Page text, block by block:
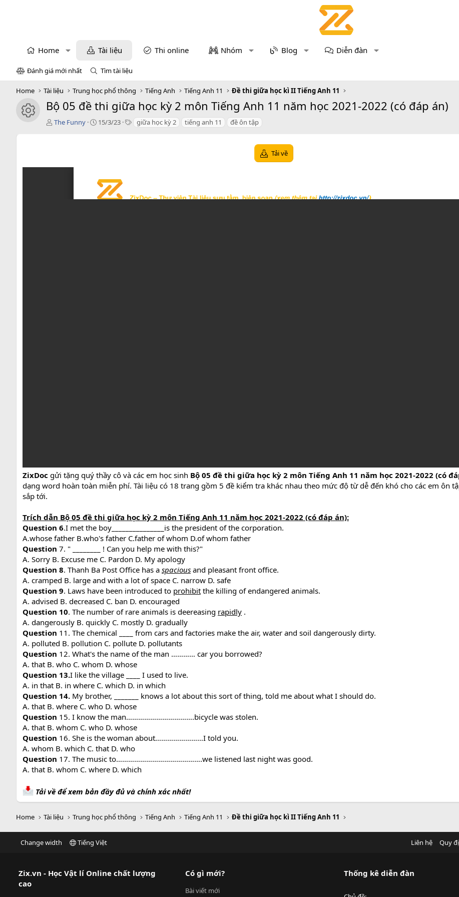
Home Tài liệu Thi online Nhóm Blog Diễn đàn
Đánh giá mới nhất Tìm tài liệu
Home Tài liệu Trung học phổ thông Tiếng Anh Tiếng Anh 11 Đề thi giữa học kì II Tiếng Anh 11
icon tài liệu
Bộ 05 đề thi giữa học kỳ 2 môn Tiếng Anh 11 năm học 2021-2022 (có đáp án)
T
ả
The Funny
C
n
d
15/3/23
T giữa học kỳ 2 tiếng anh 11 đề ôn tập
Tải về
ZixDoc gửi tặng quý thầy cô và các em học sinh Bộ 05 đề thi giữa học kỳ 2 môn Tiếng Anh 11 năm học 2021-2022 (có
dạng word hoàn toàn miễn phí. Tài liệu có 18 trang gồm 5 đề kiểm tra khác nhau theo mức độ từ dễ đến khó cho các em ôn
sắp tới.
Trích dẫn Bộ 05 đề thi giữa học kỳ 2 môn Tiếng Anh 11 năm học 2021-2022 (có đáp án):
Question 6.I met the boy_______________is the president of the corporation.
A.whose father B.who's father C.father of whom D.of whom father
Question 7. " ________ ! Can you help me with this?"
A. Sorry B. Excuse me C. Pardon D. My apology
Question 8. Thanh Ba Post Office has a spacious and pleasant front office.
A. cramped B. large and with a lot of space C. narrow D. safe
Question 9. Laws have been introduced to prohibit the killing of endangered animals.
A. advised B. decreased C. ban D. encouraged
Question 10. The number of rare animals is deereasing rapidly .
A. dangerously B. quickly C. mostly D. gradually
Question 11. The chemical ____ from cars and factories make the air, water and soil dangerously dirty.
A. polluted B. pollution C. pollute D. pollutants
Question 12. What's the name of the man ………… car you borrowed?
A. that B. who C. whom D. whose
Question 13.I like the village ____ I used to live.
A. in that B. in where C. which D. in which
Question 14. My brother, _______ knows a lot about this sort of thing, told me about what I should do.
A. that B. where C. who D. whose
Question 15. I know the man…………………………….bicycle was stolen.
A. that B. whom C. who D. whose
Question 16. She is the woman about……………………I told you.
A. whom B. which C. that D. who
Question 17. The music to…………………………………….we listened last night was good.
A. that B. whom C. where D. which
Tải về để xem bản đầy đủ và chính xác nhất!
Home Tài liệu Trung học phổ thông Tiếng Anh Tiếng Anh 11 Đề thi giữa học kì II Tiếng Anh 11
Change width Tiếng Việt Liên hệ Quy
Zix.vn - Học Vật lí Online chất lượng
cao
Có gì mới?
Bài viết mới
Thống kê diễn đàn